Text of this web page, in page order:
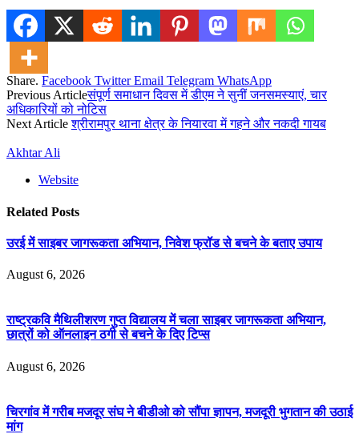
Share. Facebook Twitter Email Telegram WhatsApp
Previous Articleसंपूर्ण समाधान दिवस में डीएम ने सुनीं जनसमस्याएं, चार
अधिकारियों को नोटिस
Next Articleश्रीरामपुर थाना क्षेत्र के नियारवा में गहने और नकदी गायब
Akhtar Ali
Website
Related Posts
उरई में साइबर जागरूकता अभियान, निवेश फ्रॉड से बचने के बताए उपाय
August 6, 2026
राष्ट्रकवि मैथिलीशरण गुप्त विद्यालय में चला साइबर जागरूकता अभियान,
छात्रों को ऑनलाइन ठगी से बचने के दिए टिप्स
August 6, 2026
चिरगांव में गरीब मजदूर संघ ने बीडीओ को सौंपा ज्ञापन, मजदूरी भुगतान की उठाई
मांग